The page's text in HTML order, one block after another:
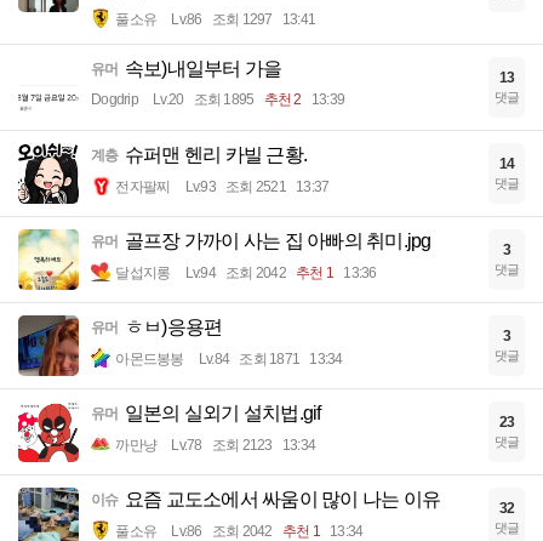
풀소유 Lv.86 조회 1297 13:41
유머 속보)내일부터 가을
Dogdrip Lv.20 조회 1895 추천 2 13:39
13
댓글
계층 슈퍼맨 헨리 카빌 근황.
전자팔찌 Lv.93 조회 2521 13:37
14
댓글
유머 골프장 가까이 사는 집 아빠의 취미.jpg
달섭지롱 Lv.94 조회 2042 추천 1 13:36
3
댓글
유머 ㅎㅂ)응용편
아몬드봉봉 Lv.84 조회 1871 13:34
3
댓글
유머 일본의 실외기 설치법.gif
까만냥 Lv.78 조회 2123 13:34
23
댓글
이슈 요즘 교도소에서 싸움이 많이 나는 이유
풀소유 Lv.86 조회 2042 추천 1 13:34
32
댓글